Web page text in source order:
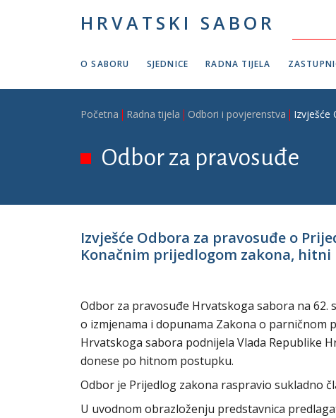
HRVATSKI SABOR
O SABORU SJEDNICE RADNA TIJELA
Breadcrumb
Početna Radna tijela Odbori i povjerenstva Izvješće
Odbor za pravosuđe
Izvješće Odbora za pravosuđe o
Konačnim prijedlogom zakona, hitni
Odbor za pravosuđe Hrvatskoga sabora na 62.
o izmjenama i dopunama Zakona o parničnom
Hrvatskoga sabora podnijela Vlada Republike
donese po hitnom postupku.
Odbor je Prijedlog zakona raspravio sukladno
U uvodnom obrazloženju predstavnica